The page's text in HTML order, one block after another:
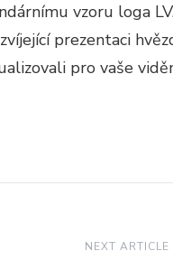
vzoru loga
prezentaci
pro vaše
NEXT ARTICLE